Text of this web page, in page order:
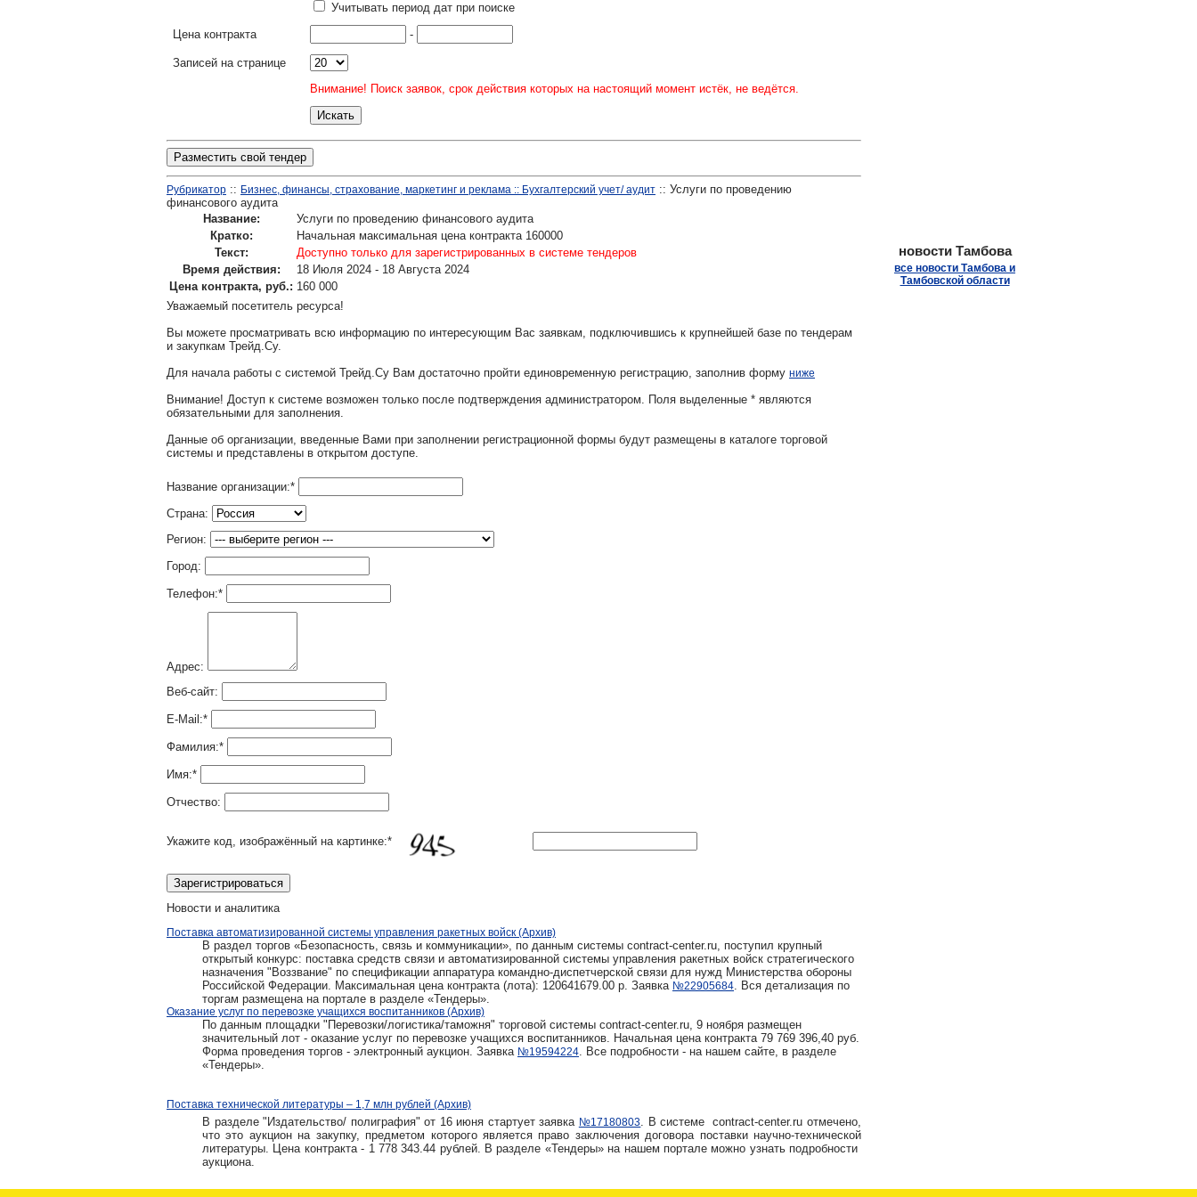
Учитывать период дат при поиске
Цена контракта
-
Записей на странице
Внимание! Поиск заявок, срок действия которых на настоящий момент истёк, не ведётся.
Разместить свой тендер
Рубрикатор :: Бизнес, финансы, страхование, маркетинг и реклама :: Бухгалтерский учет/ аудит :: Услуги по проведению
финансового аудита
Название:
Услуги по проведению финансового аудита
Кратко:
Начальная максимальная цена контракта 160000
Текст:
Доступно только для зарегистрированных в системе тендеров
Время действия:
18 Июля 2024 - 18 Августа 2024
Цена контракта, руб.: 160 000
Уважаемый посетитель ресурса!
Вы можете просматривать всю информацию по интересующим Вас заявкам, подключившись к крупнейшей базе по тендерам
и закупкам Трейд.Су.
Для начала работы с системой Трейд.Су Вам достаточно пройти единовременную регистрацию, заполнив форму ниже
Внимание! Доступ к системе возможен только после подтверждения администратором. Поля выделенные * являются
обязательными для заполнения.
Данные об организации, введенные Вами при заполнении регистрационной формы будут размещены в каталоге торговой
системы и представлены в открытом доступе.
Название организации:*
Страна:
Регион:
Город:
Телефон:*
Адрес:
Веб-сайт:
E-Mail:*
Фамилия:*
Имя:*
Отчество:
Укажите код, изображённый на картинке:*
Новости и аналитика
Поставка автоматизированной системы управления ракетных войск (Архив)
В раздел торгов «Безопасность, связь и коммуникации», по данным системы contract-center.ru, поступил крупный
открытый конкурс: поставка средств связи и автоматизированной системы управления ракетных войск стратегического
назначения "Воззвание" по спецификации аппаратура командно-диспетчерской связи для нужд Министерства обороны
Российской Федерации. Максимальная цена контракта (лота): 120641679.00 р. Заявка №22905684. Вся детализация по
торгам размещена на портале в разделе «Тендеры».
Оказание услуг по перевозке учащихся воспитанников (Архив)
По данным площадки "Перевозки/логистика/таможня" торговой системы contract-center.ru, 9 ноября размещен
значительный лот - оказание услуг по перевозке учащихся воспитанников. Начальная цена контракта 79 769 396,40 руб.
Форма проведения торгов - электронный аукцион. Заявка №19594224. Все подробности - на нашем сайте, в разделе
«Тендеры».
Поставка технической литературы – 1,7 млн рублей (Архив)
В разделе "Издательство/ полиграфия" от 16 июня стартует заявка №17180803. В системе contract-center.ru отмечено,
что это аукцион на закупку, предметом которого является право заключения договора поставки научно-технической
литературы. Цена контракта - 1 778 343.44 рублей. В разделе «Тендеры» на нашем портале можно узнать подробности
аукциона.
новости Тамбова
все новости Тамбова и
Тамбовской области